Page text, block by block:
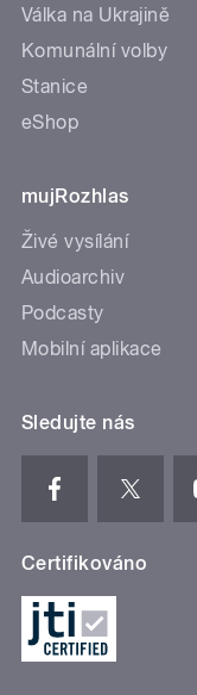
Válka na Ukrajině
Komunální volby
Stanice
eShop
mujRozhlas
Živé vysílání
Audioarchiv
Podcasty
Mobilní aplikace
Sledujte nás
Certifikováno